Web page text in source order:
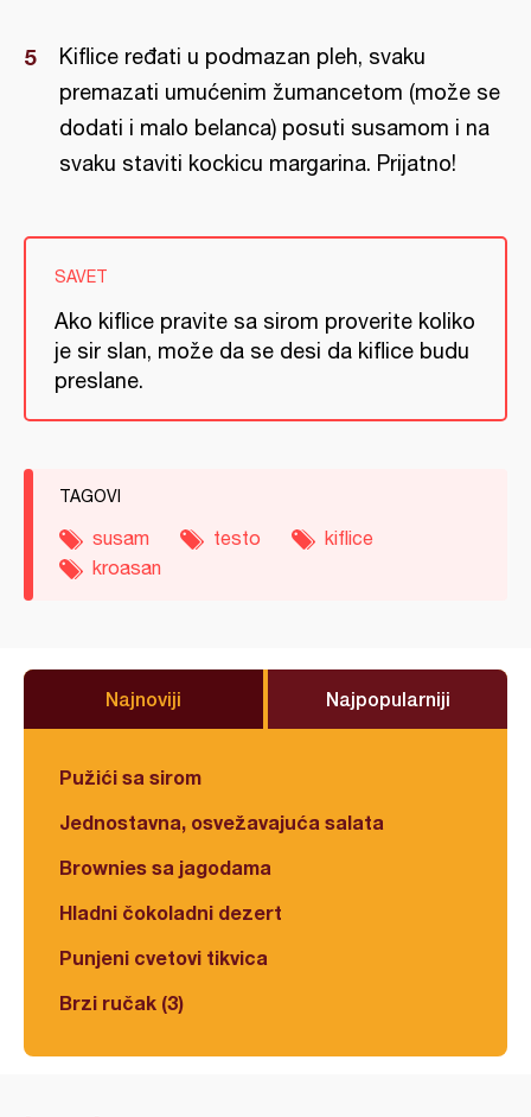
Kiflice ređati u podmazan pleh, svaku
premazati umućenim žumancetom (može se
dodati i malo belanca) posuti susamom i na
svaku staviti kockicu margarina. Prijatno!
SAVET
Ako kiflice pravite sa sirom proverite koliko
je sir slan, može da se desi da kiflice budu
preslane.
TAGOVI
susam testo
kiflice
kroasan
Najnoviji Najpopularniji
Pužići sa sirom
Jednostavna, osvežavajuća salata
Brownies sa jagodama
Hladni čokoladni dezert
Punjeni cvetovi tikvica
Brzi ručak (3)